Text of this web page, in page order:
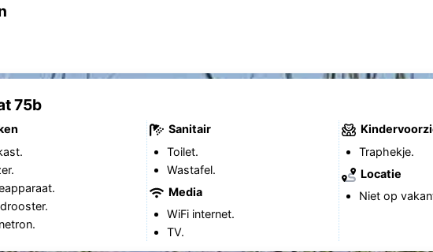
75b
Sanitair
Toilet.
Wastafel.
Media
WiFi internet.
TV.
Traphekje.
Locatie
Niet op